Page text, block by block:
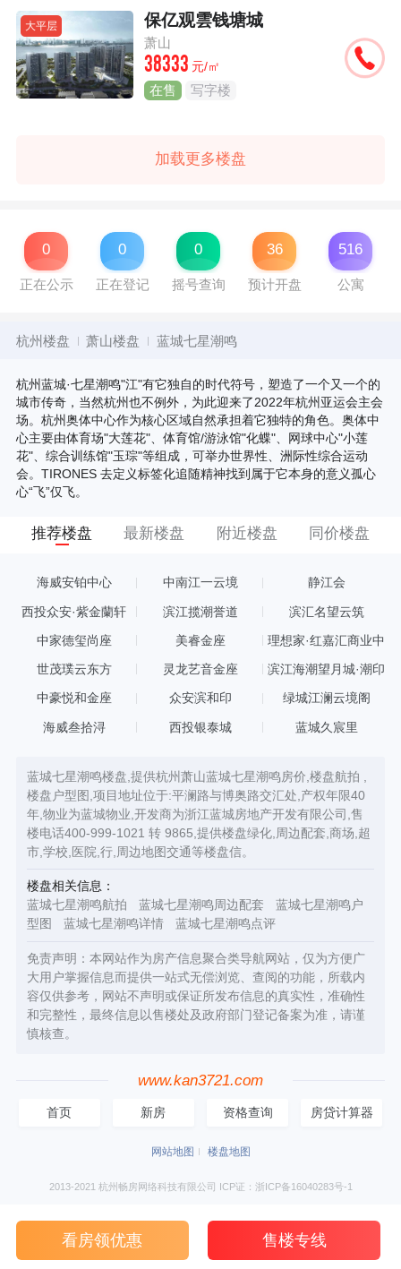
大平层 保亿观雲钱塘城
萧山
38333 元/㎡
在售 写字楼
加载更多楼盘
0
正在公示
0
正在登记
0
摇号查询
36
预计开盘
516
公寓
杭州楼盘 萧山楼盘 蓝城七星潮鸣
杭州蓝城·七星潮鸣"江"有它独自的时代符号，塑造了一个又一个的
城市传奇，当然杭州也不例外，为此迎来了2022年杭州亚运会主会
场。杭州奥体中心作为核心区域自然承担着它独特的角色。奥体中
心主要由体育场"大莲花"、体育馆/游泳馆"化蝶"、网球中心"小莲
花"、综合训练馆"玉琮"等组成，可举办世界性、洲际性综合运动
会。TIRONES 去定义标签化追随精神找到属于它本身的意义孤心
心“飞”仅飞。
推荐楼盘 最新楼盘 附近楼盘 同价楼盘
海威安铂中心 中南江一云境 静江会
西投众安·紫金蘭轩 滨江揽潮誉道 滨汇名望云筑
中家德玺尚座 美睿金座
理想家·红嘉汇商业中
世茂璞云东方 灵龙艺音金座 滨江海潮望月城·潮印
中豪悦和金座 众安滨和印 绿城江澜云境阁
海威叁拾浔 西投银泰城 蓝城久宸里
蓝城七星潮鸣楼盘,提供杭州萧山蓝城七星潮鸣房价,楼盘航拍 ,
楼盘户型图,项目地址位于:平澜路与博奥路交汇处,产权年限40
年,物业为蓝城物业,开发商为浙江蓝城房地产开发有限公司,售
楼电话400-999-1021 转 9865,提供楼盘绿化,周边配套,商场,超
市,学校,医院,行,周边地图交通等楼盘信。
楼盘相关信息：
蓝城七星潮鸣航拍
蓝城七星潮鸣周边配套
蓝城七星潮鸣户
型图
蓝城七星潮鸣详情 蓝城七星潮鸣点评
免责声明：本网站作为房产信息聚合类导航网站，仅为方便广
大用户掌握信息而提供一站式无偿浏览、查阅的功能，所载内
容仅供参考，网站不声明或保证所发布信息的真实性，准确性
和完整性，最终信息以售楼处及政府部门登记备案为准，请谨
慎核查。
www.kan3721.com
首页 新房 资格查询 房贷计算器
网站地图 楼盘地图
2013-2021 杭州畅房网络科技有限公司 ICP证：浙ICP备16040283号-1
看房领优惠 售楼专线